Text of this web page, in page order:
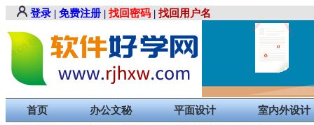
登录 | 免费注册 | 找回密码 | 找回用户名
首页 办公文秘 平面设计 室内外设计